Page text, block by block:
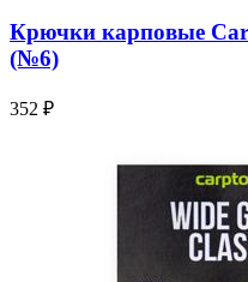
Крючки карповые
(№6)
352 ₽